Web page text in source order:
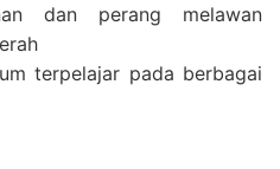
dan perang melawan
terpelajar pada berbagai